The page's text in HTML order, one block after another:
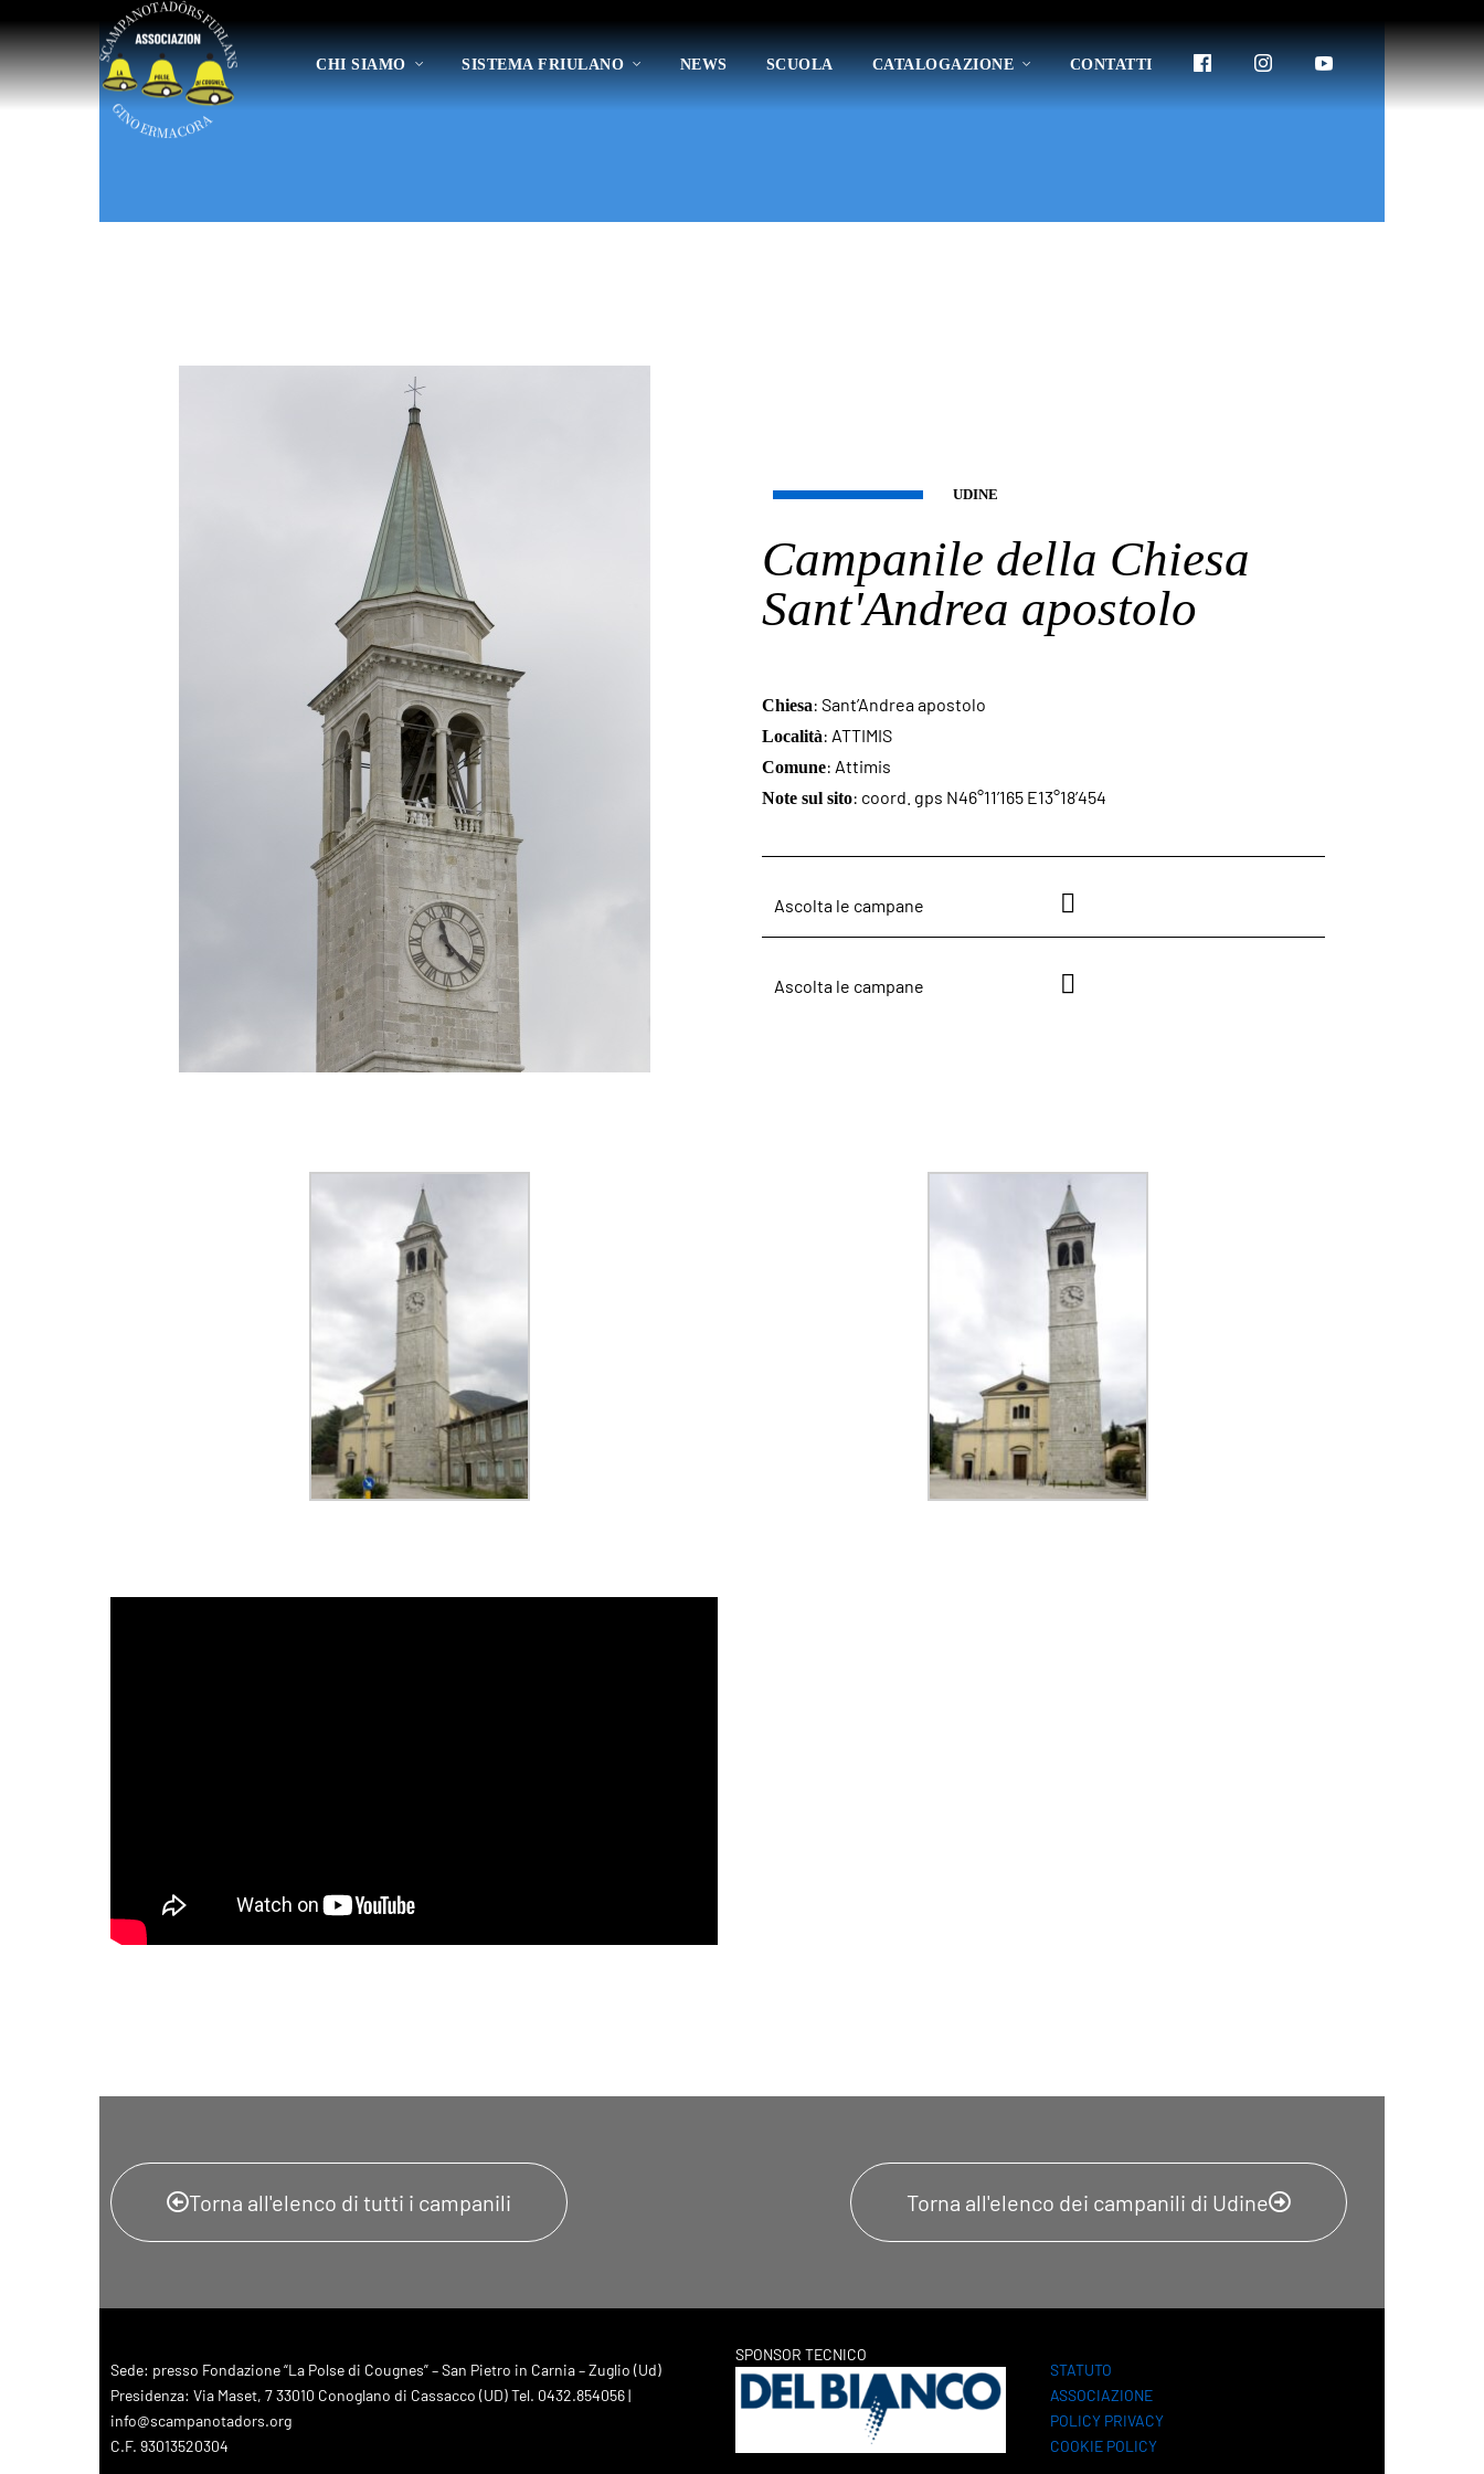
CHI SIAMO SISTEMA FRIULANO NEWS SCUOLA CATALOGAZIONE CONTATTI
UDINE
Campanile della Chiesa
Sant'Andrea apostolo
Chiesa: Sant’Andrea apostolo
Località: ATTIMIS
Comune: Attimis
Note sul sito: coord. gps N46°11’165 E13°18’454
Ascolta le campane
Ascolta le campane
Torna all'elenco di tutti i campanili Torna all'elenco dei campanili di Udine
Sede: presso Fondazione “La Polse di Cougnes” – San Pietro in Carnia – Zuglio (Ud)
Presidenza: Via Maset, 7 33010 Conoglano di Cassacco (UD) Tel. 0432.854056 |
info@scampanotadors.org
C.F. 93013520304
SPONSOR TECNICO
STATUTO
ASSOCIAZIONE
POLICY PRIVACY
COOKIE POLICY